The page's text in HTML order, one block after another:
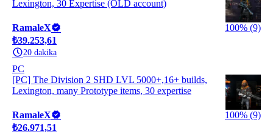
Lexington, 30 Expertise (OLD account)
RamaleX
100% (9)
₺39.253,61
20 dakika
PC
[PC] The Division 2 SHD LVL 5000+,16+ builds,
Lexington, many Prototype items, 30 expertise
RamaleX
100% (9)
₺26.971,51